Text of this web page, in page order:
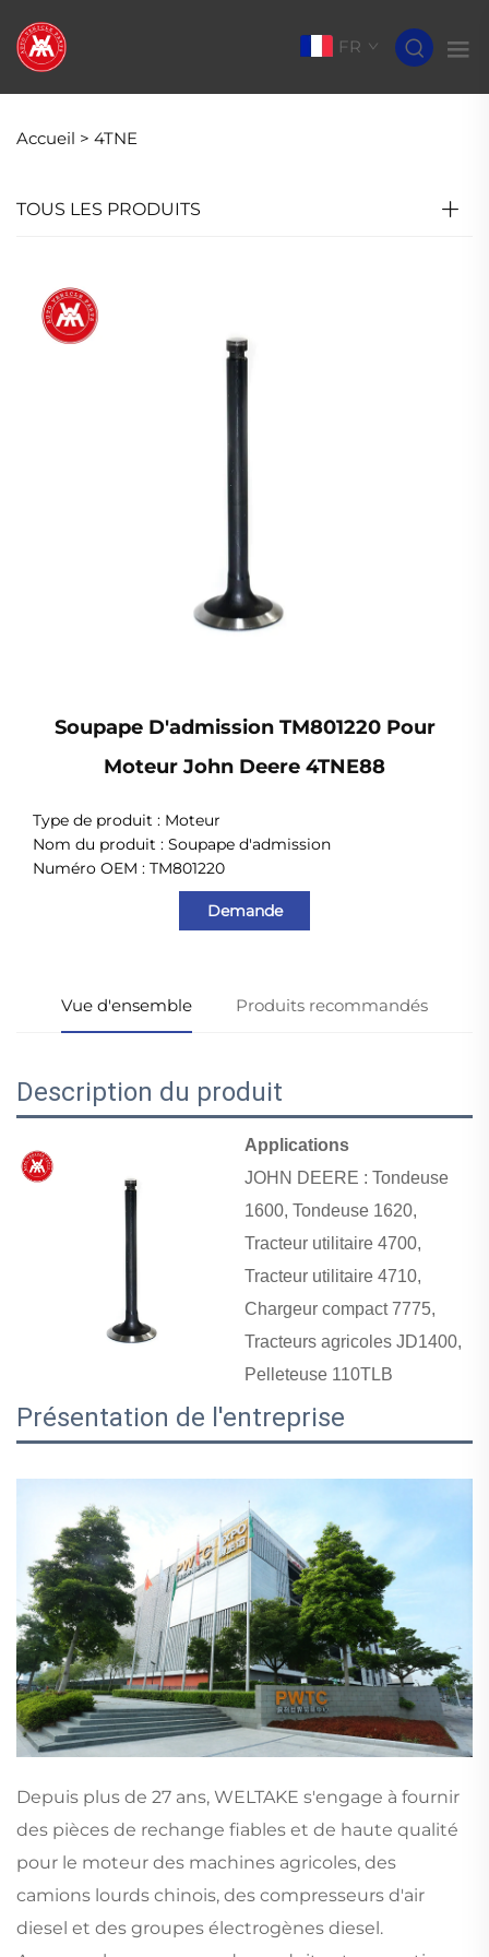
FR
Accueil > 4TNE
TOUS LES PRODUITS
Soupape D'admission TM801220 Pour
Moteur John Deere 4TNE88
Type de produit : Moteur
Nom du produit : Soupape d'admission
Numéro OEM : TM801220
Demande
Vue d'ensemble Produits recommandés
Description du produit
Applications
JOHN DEERE : Tondeuse
1600, Tondeuse 1620,
Tracteur utilitaire 4700,
Tracteur utilitaire 4710,
Chargeur compact 7775,
Tracteurs agricoles JD1400,
Pelleteuse 110TLB
Présentation de l'entreprise
Depuis plus de 27 ans, WELTAKE s'engage à fournir
des pièces de rechange fiables et de haute qualité
pour le moteur des machines agricoles, des
camions lourds chinois, des compresseurs d'air
diesel et des groupes électrogènes diesel.